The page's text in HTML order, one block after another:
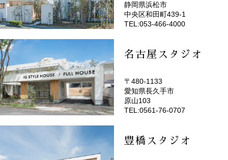
(EMOTOP浜松)
静岡県浜松市
中央区和田町439-1
TEL:053-466-4000
名古屋スタジオ
(EMOTOP名古屋)
〒480-1133
愛知県長久手市
原山103
TEL:0561-76-0707
豊橋スタジオ